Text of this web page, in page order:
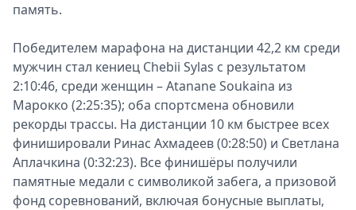
память.
Победителем марафона на дистанции 42,2 км среди
мужчин стал кениец Chebii Sylas с результатом
2:10:46, среди женщин – Atanane Soukaina из
Марокко (2:25:35); оба спортсмена обновили
рекорды трассы. На дистанции 10 км быстрее всех
финишировали Ринас Ахмадеев (0:28:50) и Светлана
Аплачкина (0:32:23). Все финишёры получили
памятные медали с символикой забега, а призовой
фонд соревнований, включая бонусные выплаты,